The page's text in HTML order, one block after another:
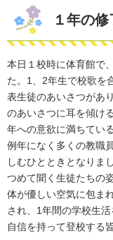
１年の修
本日１校時に体育館で
た。1、2年生で校歌を
表生徒のあいさつがあ
のあいさつに耳を傾け
年への意欲に満ちてい
例年になく多くの教職
しむひとときとなりま
つめて聞く生徒たちの
体が優しい空気に包ま
され、1年間の学校生
自信を持って登校する